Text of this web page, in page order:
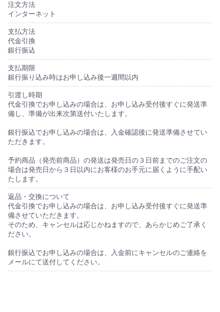
注文方法
インターネット
支払方法
代金引換
銀行振込
支払期限
銀行振り込み時はお申し込み後一週間以内
引渡し時期
代金引換でお申し込みの場合は、お申し込み受付後すぐに発送準
備し、準備が出来次第送付いたします。
銀行振込でお申し込みの場合は、入金確認後に発送準備させてい
ただきます。
予約商品（発売前商品）の発送は発売日の３日前までのご注文の
場合は発売日から３日以内にお客様のお手元に届くように手配い
たします。
返品・交換について
代金引換でお申し込みの場合は、お申し込み受付後すぐに発送準
備させていただきます。
そのため、キャンセルは応じかねますので、あらかじめご了承く
ださい。
銀行振込でお申し込みの場合は、入金前にキャンセルのご連絡を
メールにて送付してください。